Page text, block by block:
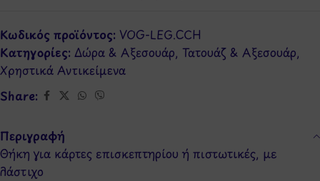
Κωδικός προϊόντος: VOG-LEG.CCH
Κατηγορίες: Δώρα & Αξεσουάρ, Τατουάζ & Αξεσουάρ,
Χρηστικά Αντικείμενα
Share:
Περιγραφή
Θήκη για κάρτες επισκεπτηρίου ή πιστωτικές, με
λάστιχο